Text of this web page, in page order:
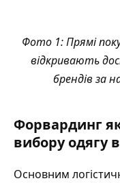
Фото 1: Прямі
відкривають
брендів за
Форвардинг
вибору одягу
Основним